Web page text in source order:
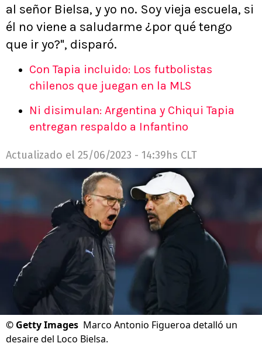
al señor Bielsa, y yo no. Soy vieja escuela, si
él no viene a saludarme ¿por qué tengo
que ir yo?", disparó.
Con Tapia incluido: Los futbolistas
chilenos que juegan en la MLS
Ni disimulan: Argentina y Chiqui Tapia
entregan respaldo a Infantino
Actualizado el 25/06/2023 - 14:39hs CLT
© Getty Images Marco Antonio Figueroa detalló un
desaire del Loco Bielsa.